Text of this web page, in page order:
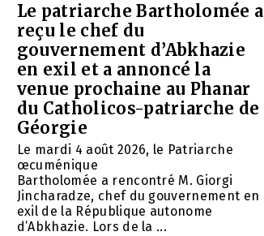
Le patriarche Bartholomée a
reçu le chef du
gouvernement d’Abkhazie
en exil et a annoncé la
venue prochaine au Phanar
du Catholicos-patriarche de
Géorgie
Le mardi 4 août 2026, le Patriarche
œcuménique
Bartholomée a rencontré M. Giorgi
Jincharadze, chef du gouvernement en
exil de la République autonome
d’Abkhazie. Lors de la ...